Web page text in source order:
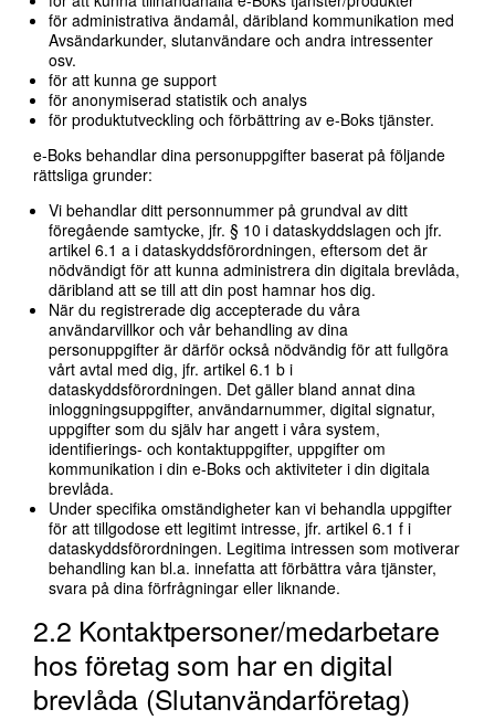
för administrativa ändamål, däribland kommunikation med
Avsändarkunder, slutanvändare och andra intressenter
osv.
för att kunna ge support
för anonymiserad statistik och analys
för produktutveckling och förbättring av e-Boks tjänster.
e-Boks behandlar dina personuppgifter baserat på följande
rättsliga grunder:
Vi behandlar ditt personnummer på grundval av ditt
föregående samtycke, jfr. § 10 i dataskyddslagen och jfr.
artikel 6.1 a i dataskyddsförordningen, eftersom det är
nödvändigt för att kunna administrera din digitala brevlåda,
däribland att se till att din post hamnar hos dig.
När du registrerade dig accepterade du våra
användarvillkor och vår behandling av dina
personuppgifter är därför också nödvändig för att fullgöra
vårt avtal med dig, jfr. artikel 6.1 b i
dataskyddsförordningen. Det gäller bland annat dina
inloggningsuppgifter, användarnummer, digital signatur,
uppgifter som du själv har angett i våra system,
identifierings- och kontaktuppgifter, uppgifter om
kommunikation i din e-Boks och aktiviteter i din digitala
brevlåda.
Under specifika omständigheter kan vi behandla uppgifter
för att tillgodose ett legitimt intresse, jfr. artikel 6.1 f i
dataskyddsförordningen. Legitima intressen som motiverar
behandling kan bl.a. innefatta att förbättra våra tjänster,
svara på dina förfrågningar eller liknande.
2.2 Kontaktpersoner/medarbetare
hos företag som har en digital
brevlåda (Slutanvändarföretag)